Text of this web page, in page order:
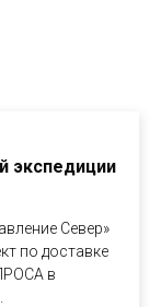
экспедиции
Север»
по доставке
в